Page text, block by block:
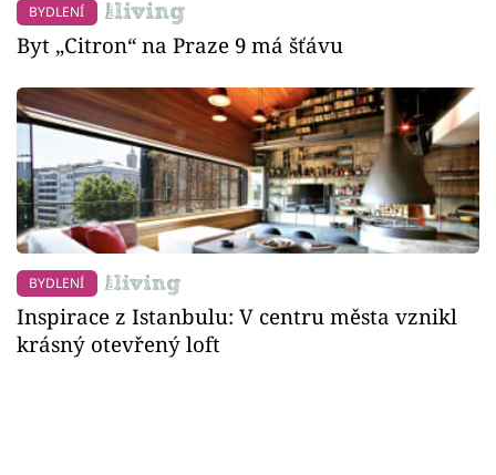
BYDLENÍ
Byt „Citron“ na Praze 9 má šťávu
BYDLENÍ
Inspirace z Istanbulu: V centru města vznikl
krásný otevřený loft